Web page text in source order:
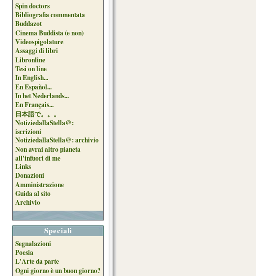
Spin doctors
Bibliografia commentata
Buddazot
Cinema Buddista (e non)
Videospigolature
Assaggi di libri
Libronline
Tesi on line
In English...
En Español...
In het Nederlands...
En Français...
日本語で。。。
NotiziedallaStella@:
iscrizioni
NotiziedallaStella@: archivio
Non avrai altro pianeta
all'infuori di me
Links
Donazioni
Amministrazione
Guida al sito
Archivio
Speciali
Segnalazioni
Poesia
L'Arte da parte
Ogni giorno è un buon giorno?